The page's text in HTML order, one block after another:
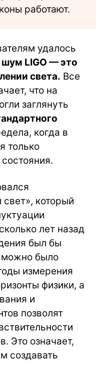
работают.
удалось
LIGO — это
света. Все
что на
заглянуть
когда в
только
который
лет назад
был бы
можно было
измерения
физики, а
и
позволят
Это означает,
создавать